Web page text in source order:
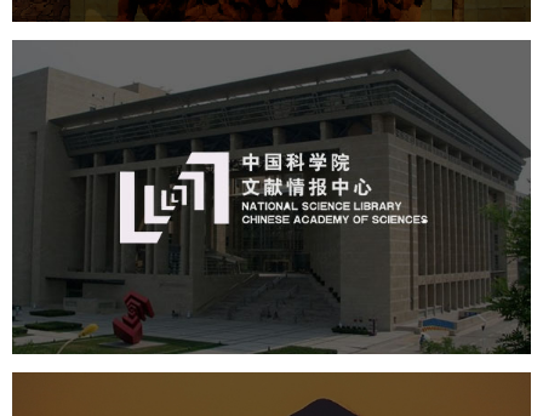
中国科学院文献情报中心
网站建设
数字博物馆建设
展厅空间设计
产品展厅设计